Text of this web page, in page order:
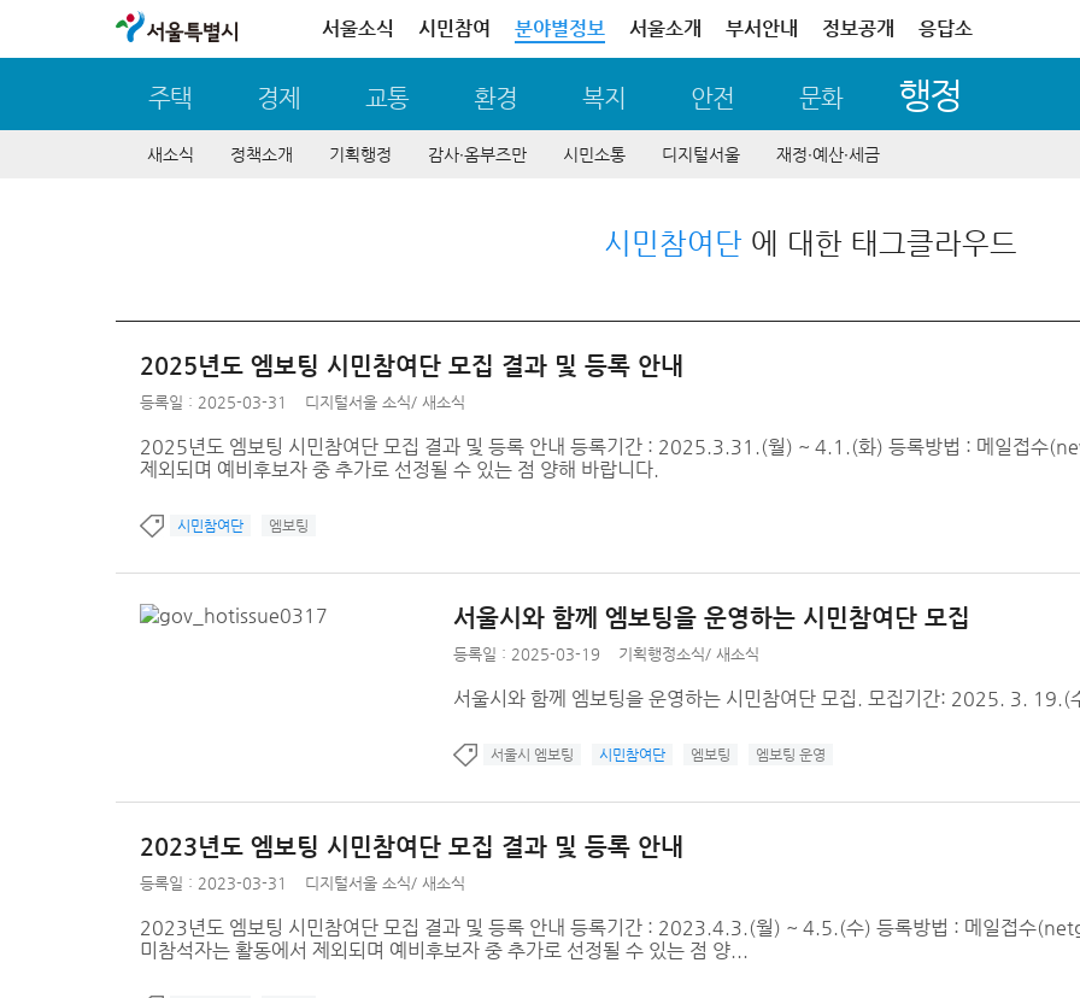
서울특별시 서울소식 시민참여 분야별정보 서울소개 부서안내 정보공개 응답소
주택 경제 교통 환경 복지 안전 문화 행정
새소식 정책소개 기획행정 감사∙옴부즈만 시민소통 디지털서울 재정∙예산∙세금
시민참여단에 대한 태그클라우드
2025년도 엠보팅 시민참여단 모집 결과 및 등록 안내
등록일 : 2025-03-31 디지털서울 소식/ 새소식
2025년도 엠보팅 시민참여단 모집 결과 및 등록 안내 등록기간 : 2025.3.31.(월) ~ 4.1.(화) 등록방법 : 메일접수
제외되며 예비후보자 중 추가로 선정될 수 있는 점 양해 바랍니다.
시민참여단 엠보팅
서울시와 함께 엠보팅을 운영하는 시민참여단 모집
등록일 : 2025-03-19 기획행정소식/ 새소식
서울시와 함께 엠보팅을 운영하는 시민참여단 모집. 모집기간: 2025. 3.
서울시 엠보팅 시민참여단 엠보팅 엠보팅 운영
2023년도 엠보팅 시민참여단 모집 결과 및 등록 안내
등록일 : 2023-03-31 디지털서울 소식/ 새소식
2023년도 엠보팅 시민참여단 모집 결과 및 등록 안내 등록기간 : 2023.4.3.(월) ~ 4.5.(수) 등록방법 : 메일접수
미참석자는 활동에서 제외되며 예비후보자 중 추가로 선정될 수 있는 점 양...